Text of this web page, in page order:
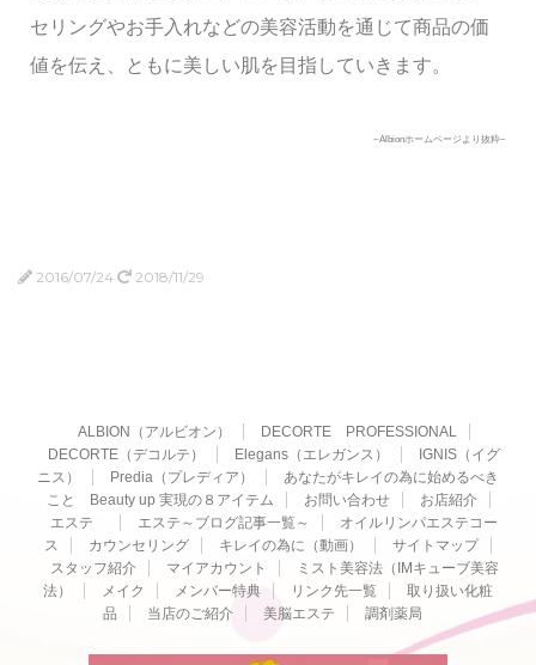
セリングやお手入れなどの美容活動を通じて商品の価
値を伝え、ともに美しい肌を目指していきます。
~Albionホームページより抜粋~
2016/07/24 2018/11/29
ALBION（アルビオン）
DECORTE PROFESSIONAL
DECORTE（デコルテ）
Elegans（エレガンス）
IGNIS（イグ
ニス）
Predia（プレディア）
あなたがキレイの為に始めるべき
こと Beauty up 実現の８アイテム
お問い合わせ
お店紹介
エステ
エステ～ブログ記事一覧～
オイルリンパエステコー
ス
カウンセリング キレイの為に（動画）
サイトマップ
スタッフ紹介
マイアカウント
ミスト美容法（IMキューブ美容
法）
メイク メンバー特典 リンク先一覧
取り扱い化粧
品
当店のご紹介 美脳エステ 調剤薬局